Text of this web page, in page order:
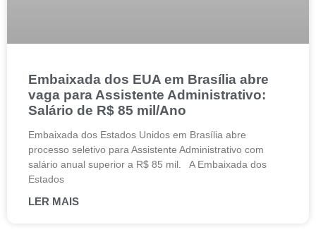
Embaixada dos EUA em Brasília abre
vaga para Assistente Administrativo:
Salário de R$ 85 mil/Ano
Embaixada dos Estados Unidos em Brasília abre
processo seletivo para Assistente Administrativo com
salário anual superior a R$ 85 mil. A Embaixada dos
Estados
LER MAIS